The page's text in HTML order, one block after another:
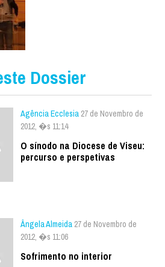
Dossier
Agência Ecclesia 27 de Novembro de
2012, �s 11:14
O sínodo na Diocese de Viseu:
percurso e perspetivas
Ângela Almeida 27 de Novembro de
2012, �s 11:06
Sofrimento no interior